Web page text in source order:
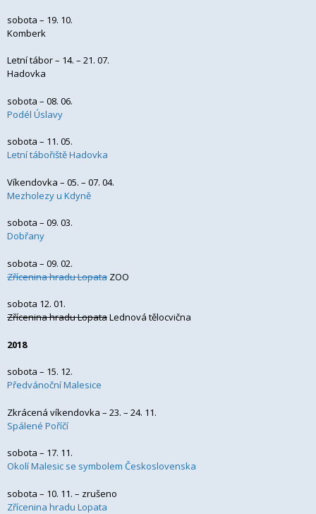
sobota – 19. 10.
Komberk
Letní tábor – 14. – 21. 07.
Hadovka
sobota – 08. 06.
Podél Úslavy
sobota – 11. 05.
Letní tábořiště Hadovka
Víkendovka – 05. – 07. 04.
Mezholezy u Kdyně
sobota – 09. 03.
Dobřany
sobota – 09. 02.
Zřícenina hradu Lopata ZOO
sobota 12. 01.
Zřícenina hradu LopataLednová tělocvična
2018
sobota – 15. 12.
Předvánoční Malesice
Zkrácená víkendovka – 23. – 24. 11.
Spálené Poříčí
sobota – 17. 11.
Okolí Malesic se symbolem Československa
sobota – 10. 11. – zrušeno
Zřícenina hradu Lopata